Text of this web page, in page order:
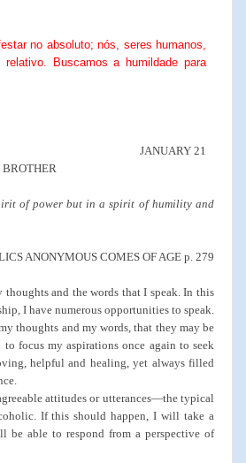
no absoluto; nós, seres humanos,
Buscamos a humildade para
JANUARY 21
of power but in a spirit of humility and
ANONYMOUS COMES OF AGE p. 279
and the words that I speak. In this
I have numerous opportunities to speak.
thoughts and my words, that they may be
focus my aspirations once again to seek
helpful and healing, yet always filled
attitudes or utterances—the typical
If this should happen, I will take a
be able to respond from a perspective of